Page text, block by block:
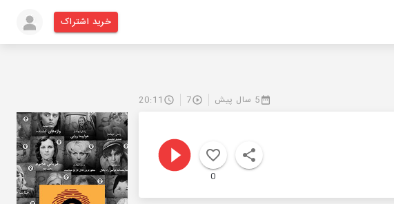
خرید اشتراک
5 سال پیش 7
20:11
0